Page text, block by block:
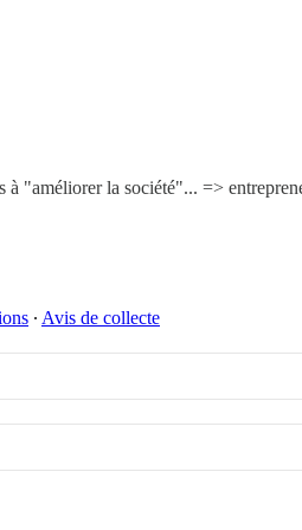
"améliorer la société"... =>
∙ Avis de collecte